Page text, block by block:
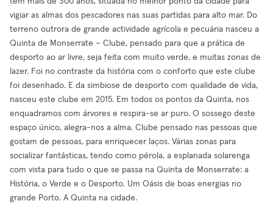
vigiar as almas dos pescadores nas suas partidas para alto mar. Do
terreno outrora de grande actividade agrícola e pecuária nasceu a
Quinta de Monserrate – Clube, pensado para que a prática de
desporto ao ar livre, seja feita com muito verde, e muitas zonas de
lazer. Foi no contraste da história com o conforto que este clube
foi desenhado. E da simbiose de desporto com qualidade de vida,
nasceu este clube em 2015. Em todos os pontos da Quinta, nos
enquadramos com árvores e respira-se ar puro. O sossego deste
espaço único, alegra-nos a alma. Clube pensado nas pessoas que
gostam de pessoas, para enriquecer laços. Várias zonas para
socializar fantásticas, tendo como pérola, a esplanada solarenga
com vista para tudo o que se passa na Quinta de Monserrate: a
História, o Verde e o Desporto. Um Oásis de boas energias no
grande Porto. A Quinta na cidade.